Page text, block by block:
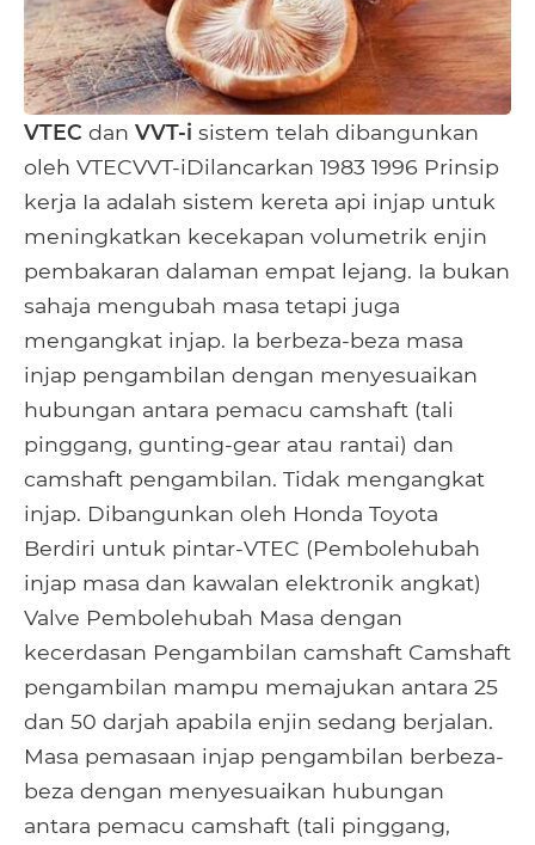
VTEC dan VVT-i sistem telah dibangunkan
oleh VTECVVT-iDilancarkan 1983 1996 Prinsip
kerja Ia adalah sistem kereta api injap untuk
meningkatkan kecekapan volumetrik enjin
pembakaran dalaman empat lejang. Ia bukan
sahaja mengubah masa tetapi juga
mengangkat injap. Ia berbeza-beza masa
injap pengambilan dengan menyesuaikan
hubungan antara pemacu camshaft (tali
pinggang, gunting-gear atau rantai) dan
camshaft pengambilan. Tidak mengangkat
injap. Dibangunkan oleh Honda Toyota
Berdiri untuk pintar-VTEC (Pembolehubah
injap masa dan kawalan elektronik angkat)
Valve Pembolehubah Masa dengan
kecerdasan Pengambilan camshaft Camshaft
pengambilan mampu memajukan antara 25
dan 50 darjah apabila enjin sedang berjalan.
Masa pemasaan injap pengambilan berbeza-
beza dengan menyesuaikan hubungan
antara pemacu camshaft (tali pinggang,